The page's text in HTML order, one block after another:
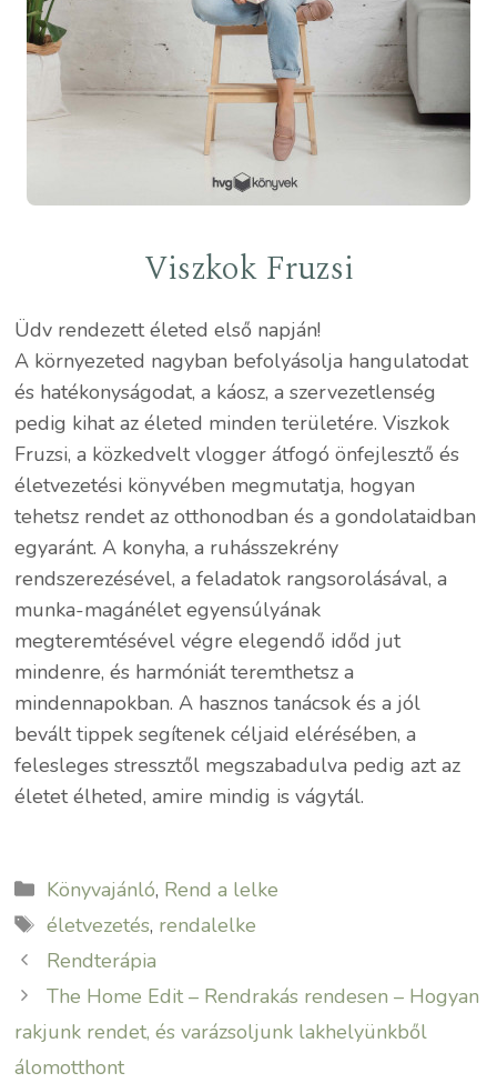
Viszkok Fruzsi
Üdv rendezett életed első napján!
A környezeted nagyban befolyásolja hangulatodat
és hatékonyságodat, a káosz, a szervezetlenség
pedig kihat az életed minden területére. Viszkok
Fruzsi, a közkedvelt vlogger átfogó önfejlesztő és
életvezetési könyvében megmutatja, hogyan
tehetsz rendet az otthonodban és a gondolataidban
egyaránt. A konyha, a ruhásszekrény
rendszerezésével, a feladatok rangsorolásával, a
munka-magánélet egyensúlyának
megteremtésével végre elegendő időd jut
mindenre, és harmóniát teremthetsz a
mindennapokban. A hasznos tanácsok és a jól
bevált tippek segítenek céljaid elérésében, a
felesleges stressztől megszabadulva pedig azt az
életet élheted, amire mindig is vágytál.
Kategória
Könyvajánló, Rend a lelke
Címkék
életvezetés, rendalelke
Rendterápia
The Home Edit – Rendrakás rendesen – Hogyan
rakjunk rendet, és varázsoljunk lakhelyünkből
álomotthont